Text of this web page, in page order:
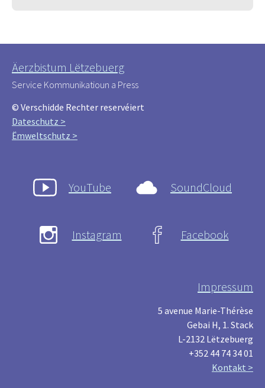
Äerzbistum Lëtzebuerg
Service Kommunikatioun a Press
© Verschidde Rechter reservéiert
Dateschutz >
Ëmweltschutz >
YouTube SoundCloud
Instagram Facebook
Impressum
5 avenue Marie-Thérèse
Gebai H, 1. Stack
L-2132 Lëtzebuerg
+352 44 74 34 01
Kontakt >